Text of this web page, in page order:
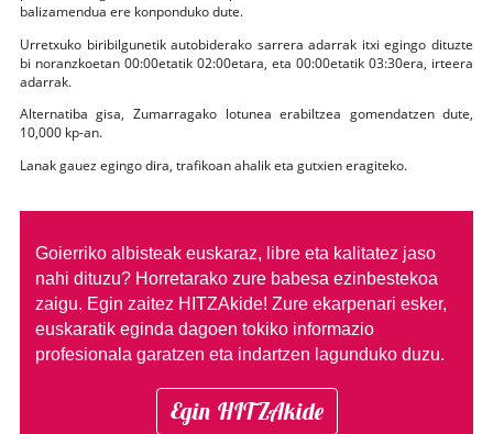
balizamendua ere konponduko dute.
Urretxuko biribilgunetik autobiderako sarrera adarrak itxi egingo dituzte
bi noranzkoetan 00:00etatik 02:00etara, eta 00:00etatik 03:30era, irteera
adarrak.
Alternatiba gisa, Zumarragako lotunea erabiltzea gomendatzen dute,
10,000 kp-an.
Lanak gauez egingo dira, trafikoan ahalik eta gutxien eragiteko.
Goierriko albisteak euskaraz, libre eta kalitatez jaso
nahi dituzu? Horretarako zure babesa ezinbestekoa
zaigu. Egin zaitez HITZAkide! Zure ekarpenari esker,
euskaratik eginda dagoen tokiko informazio
profesionala garatzen eta indartzen lagunduko duzu.
Egin HITZAkide